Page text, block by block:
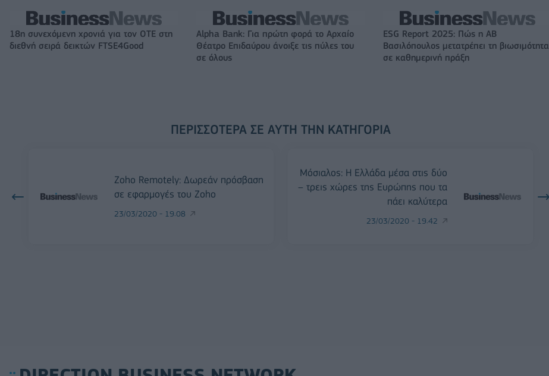
18η συνεχόμενη χρονιά για τον ΟΤΕ στη
διεθνή σειρά δεικτών FTSE4Good
Alpha Bank: Για πρώτη φορά το Αρχαίο
Θέατρο Επιδαύρου άνοιξε τις πύλες του
σε όλους
ESG Report 2025: Πώς η ΑΒ
Βασιλόπουλος μετατρέπει τη βιωσιμότητα
σε καθημερινή πράξη
ΠΕΡΙΣΣΌΤΕΡΑ ΣΕ ΑΥΤΉ ΤΗΝ ΚΑΤΗΓΟΡΊΑ
Ζοho Remotely: Δωρεάν πρόσβαση
σε εφαρμογές του Zoho
23/03/2020 - 19:08
Μόσιαλος: Η Ελλάδα μέσα στις δύο
– τρεις χώρες της Ευρώπης που τα
πάει καλύτερα
23/03/2020 - 19:42